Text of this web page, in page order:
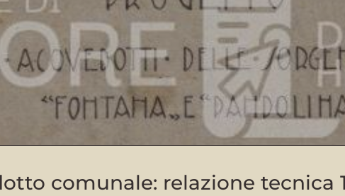
comunale: relazione tecnica